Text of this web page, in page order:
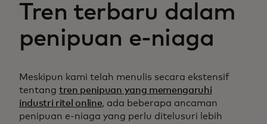
Tren terbaru dalam
penipuan e-niaga
Meskipun kami telah menulis secara ekstensif
tentang tren penipuan yang memengaruhi
industri ritel online, ada beberapa ancaman
penipuan e-niaga yang perlu ditelusuri lebih